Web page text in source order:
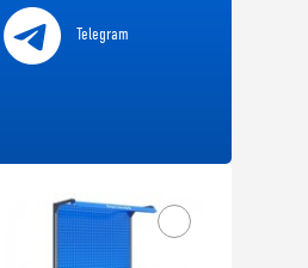
Telegram